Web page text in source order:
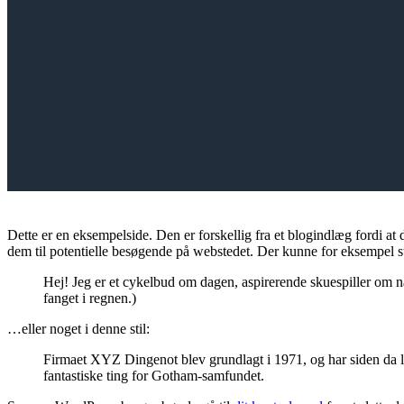
Dette er en eksempelside. Den er forskellig fra et blogindlæg fordi
dem til potentielle besøgende på webstedet. Der kunne for eksempel
Hej! Jeg er et cykelbud om dagen, aspirerende skuespiller om
fanget i regnen.)
…eller noget i denne stil:
Firmaet XYZ Dingenot blev grundlagt i 1971, og har siden
fantastiske ting for Gotham-samfundet.